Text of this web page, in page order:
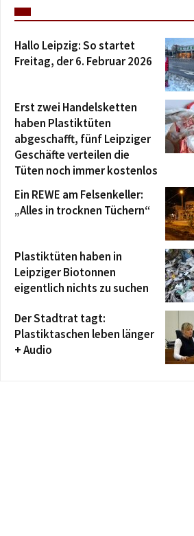
Hallo Leipzig: So startet
Freitag, der 6. Februar 2026
Erst zwei Handelsketten
haben Plastiktüten
abgeschafft, fünf Leipziger
Geschäfte verteilen die
Tüten noch immer kostenlos
Ein REWE am Felsenkeller:
„Alles in trocknen Tüchern“
Plastiktüten haben in
Leipziger Biotonnen
eigentlich nichts zu suchen
Der Stadtrat tagt:
Plastiktaschen leben länger
+ Audio